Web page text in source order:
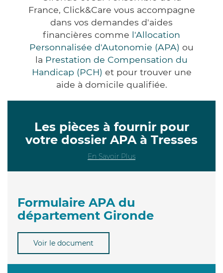
France, Click&Care vous accompagne
dans vos demandes d'aides
financières comme l'Allocation
Personnalisée d'Autonomie (APA) ou
la Prestation de Compensation du
Handicap (PCH) et pour trouver une
aide à domicile qualifiée.
Les pièces à fournir pour
votre dossier APA à Tresses
En Savoir Plus
Formulaire APA du
département Gironde
Voir le document